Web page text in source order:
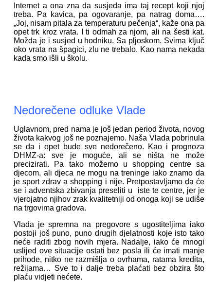
Internet a ona zna da susjeda ima taj recept koji njoj
treba. Pa kavica, pa ogovaranje, pa natrag doma….
„Joj, nisam pitala za temperaturu pečenja“, kaže ona pa
opet trk kroz vrata. I ti odmah za njom, ali na šesti kat.
Možda je i susjed u hodniku. Sa pljoskom. Svima ključ
oko vrata na špagici, zlu ne trebalo. Kao nama nekada
kada smo išli u školu.
Nedorečene odluke Vlade
Uglavnom, pred nama je još jedan period života, novog
života kakvog još ne poznajemo. Naša Vlada pobrinula
se da i opet bude sve nedorečeno. Kao i prognoza
DHMZ-a: sve je moguće, ali se ništa ne može
precizirati. Pa tako možemo u shopping centre sa
djecom, ali djeca ne mogu na treninge iako znamo da
je sport zdrav a shopping i nije. Pretpostavljamo da će
se i adventska zbivanja preseliti u iste te centre, jer je
vjerojatno njihov zrak kvalitetniji od onoga koji se udiše
na trgovima gradova.
Vlada je spremna na pregovore s ugostiteljima iako
postoji još puno, puno drugih djelatnosti koje isto tako
neće raditi zbog novih mjera. Nadalje, iako će mnogi
uslijed ove situacije ostati bez posla ili će imati manje
prihode, nitko ne razmišlja o ovrhama, ratama kredita,
režijama… Sve to i dalje treba plaćati bez obzira što
plaću vidjeti nećete.